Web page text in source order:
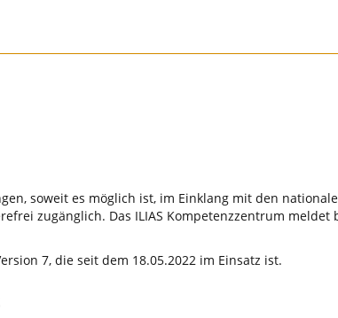
soweit es möglich ist, im Einklang mit den
zugänglich. Das ILIAS Kompetenzzentrum
7, die seit dem 18.05.2022 im Einsatz ist.